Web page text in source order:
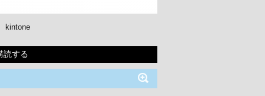
kintone
読する